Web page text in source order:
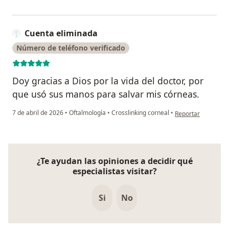
Cuenta eliminada
Número de teléfono verificado
Doy gracias a Dios por la vida del doctor, por
que usó sus manos para salvar mis córneas.
7 de abril de 2026 • Oftalmología • Crosslinking corneal • en opinión del
Reportar
¿Te ayudan las opiniones a decidir qué
especialistas visitar?
Si No